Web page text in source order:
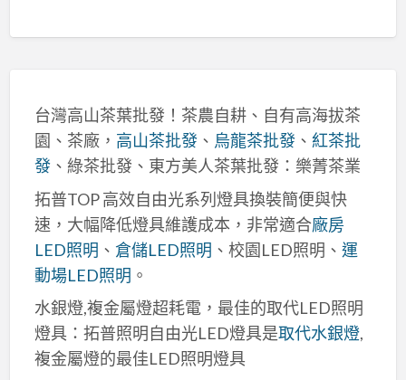
台灣高山茶葉批發！茶農自耕、自有高海拔茶
園、茶廠， 高山茶批發、 烏龍茶批發、 紅茶批
發、綠茶批發、東方美人茶葉批發：樂菁茶業
拓普TOP 高效自由光系列燈具換裝簡便與快
速，大幅降低燈具維護成本，非常適合廠房
LED照明 、 倉儲LED照明 、校園LED照明、 運
動場LED照明 。
水銀燈,複金屬燈超耗電，最佳的取代LED照明
燈具：拓普照明自由光LED燈具是取代水銀燈,
複金屬燈的最佳LED照明燈具